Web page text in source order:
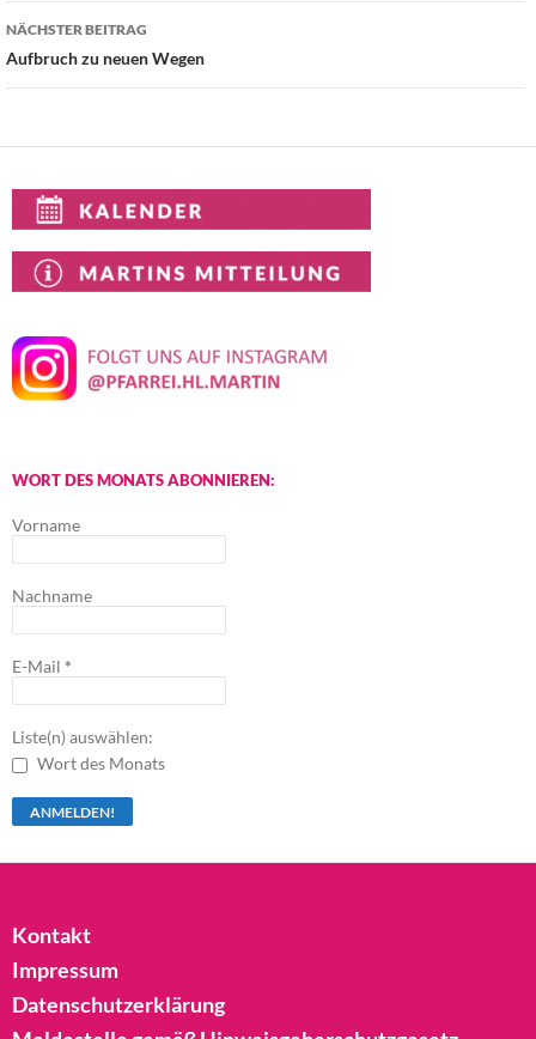
NÄCHSTER BEITRAG
Aufbruch zu neuen Wegen
WORT DES MONATS ABONNIEREN:
Vorname
Nachname
E-Mail *
Liste(n) auswählen:
Wort des Monats
Kontakt
Impressum
Datenschutzerklärung